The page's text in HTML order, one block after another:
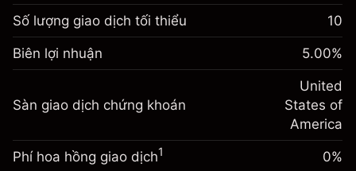
của bạn
Điều chỉnh phí tài trợ qua
đêm
Phí được tính trên toàn bộ giá
-0.021568
%
(-$4.31)
Quy mô giao dịch với đòn bẩy ~
$20,000.00
Biên lợi nhuận. Đầu tư
của bạn
$1,000.00
đêm
trị vị thế.
-0.000654
%
(-$0.13)
Quy mô giao dịch với đòn bẩy ~
Số lượng giao dịch tối thiểu 10
Biên lợi nhuận 5.00%
Sàn giao dịch chứng khoán
United
States of
America
Phí hoa hồng giao dịch1 0%